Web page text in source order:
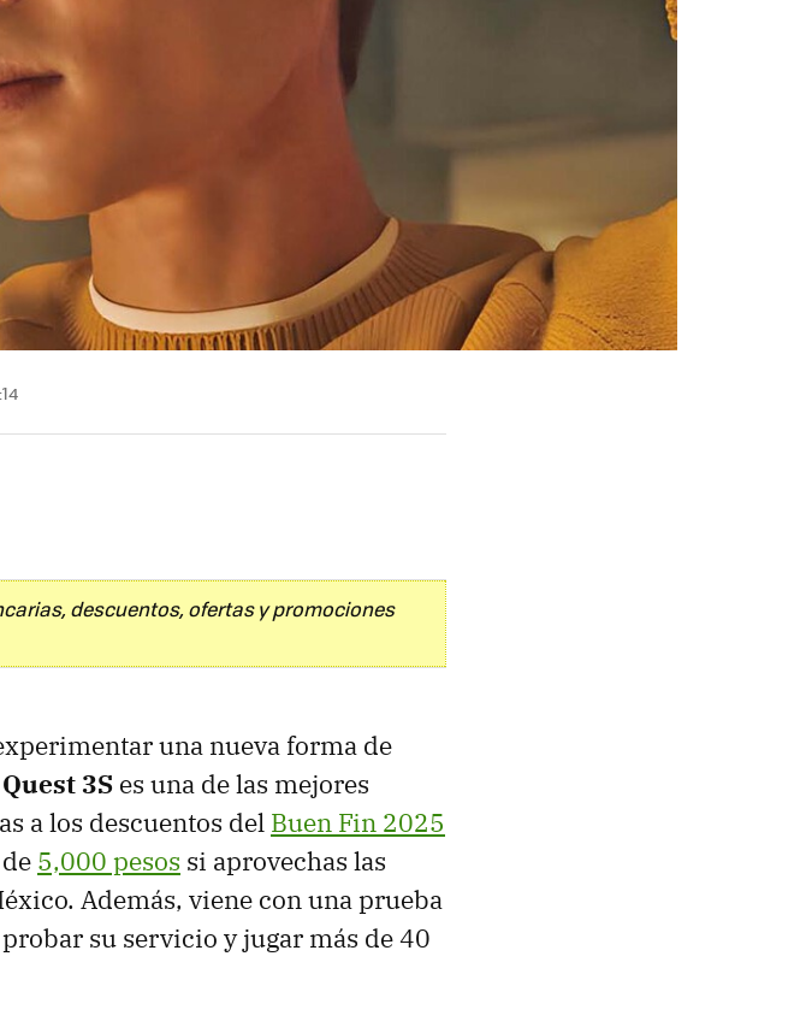
descuentos, ofertas y promociones
una nueva forma de
3S es una de las mejores
a los descuentos del Buen Fin 2025
5,000 pesos si aprovechas las
Además, viene con una prueba
su servicio y jugar más de 40